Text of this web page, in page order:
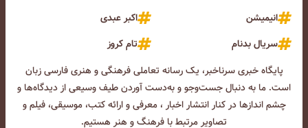
انیمیشن
اکبر عبدی
سریال بدنام
تام کروز
پایگاه خبری سرناخبر، یک رسانه تعاملی فرهنگی و هنری فارسی زبان
است. ما به دنبال جست‌و‌جو و به‌دست آوردن طیف وسیعی از دیدگاه‌ها و
چشم انداز‌ها در کنار انتشار اخبار ، معرفی و ارائه کتب، موسیقی، فیلم و
تصاویر مرتبط با فرهنگ و هنر هستیم.